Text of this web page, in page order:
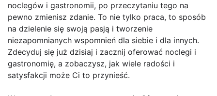
noclegów i gastronomii, po przeczytaniu tego na
pewno zmienisz zdanie. To nie tylko praca, to sposób
na dzielenie się swoją pasją i tworzenie
niezapomnianych wspomnień dla siebie i dla innych.
Zdecyduj się już dzisiaj i zacznij oferować noclegi i
gastronomię, a zobaczysz, jak wiele radości i
satysfakcji może Ci to przynieść.